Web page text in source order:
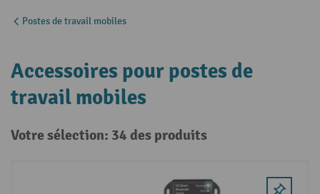
Postes de travail mobiles
Accessoires pour postes de
travail mobiles
Votre sélection: 34 des produits